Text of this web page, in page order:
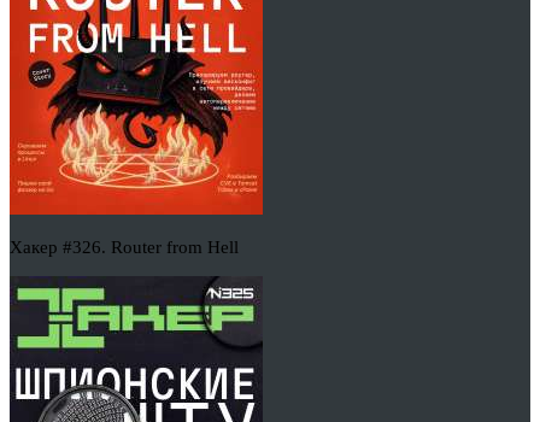
Хакер #326. Router from Hell